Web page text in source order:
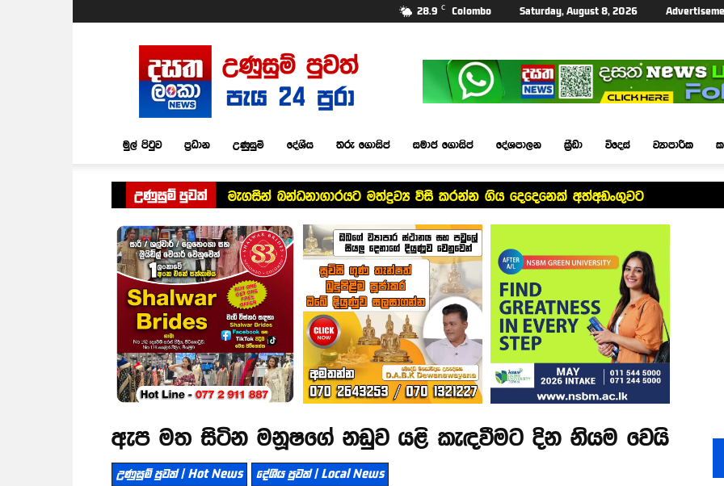
28.9 C Colombo Saturday, August 8, 2026
Dasatha
Lanka
News
මුල් පිටුව ප්‍රධාන උණුසුම් දේශීය තරු ගොසිප් සමාජ ගොසිප් දේශපාලන ක්‍රීඩා විදෙස් ව්‍යාපාරික
උණුසුම් පුවත් මැගසින් බන්ධනාගාරයට මත්ද්‍රව්‍ය විසි කරන්න ගිය දෙදෙනෙක් අත්අඩංගුවට
ඇප මත සිටින මනූෂගේ නඩුව යළි කැඳවීමට දින නියම වෙයි
උණුසුම් පුවත් | Hot News දේශීය පුවත් | Local News